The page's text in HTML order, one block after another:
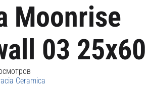
Moonrise
03 25x60
Ceramica